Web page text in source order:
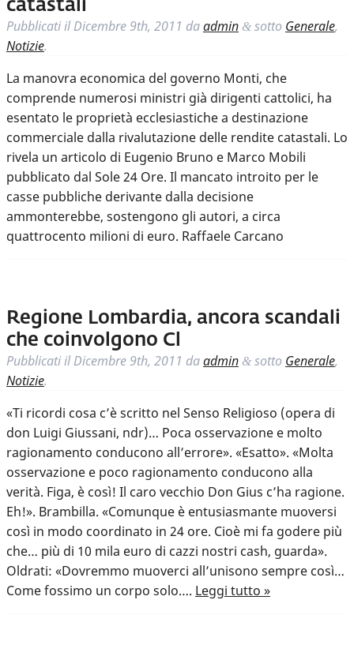
catastali
Pubblicati ilDicembre 9th, 2011 daadmin & sotto Generale,
Notizie.
La manovra economica del governo Monti, che
comprende numerosi ministri già dirigenti cattolici, ha
esentato le proprietà ecclesiastiche a destinazione
commerciale dalla rivalutazione delle rendite catastali. Lo
rivela un articolo di Eugenio Bruno e Marco Mobili
pubblicato dal Sole 24 Ore. Il mancato introito per le
casse pubbliche derivante dalla decisione
ammonterebbe, sostengono gli autori, a circa
quattrocento milioni di euro. Raffaele Carcano
Regione Lombardia, ancora scandali
che coinvolgono Cl
Pubblicati ilDicembre 9th, 2011 daadmin & sotto Generale,
Notizie.
«Ti ricordi cosa c’è scritto nel Senso Religioso (opera di
don Luigi Giussani, ndr)… Poca osservazione e molto
ragionamento conducono all’errore». «Esatto». «Molta
osservazione e poco ragionamento conducono alla
verità. Figa, è così! Il caro vecchio Don Gius c’ha ragione.
Eh!». Brambilla. «Comunque è entusiasmante muoversi
così in modo coordinato in 24 ore. Cioè mi fa godere più
che… più di 10 mila euro di cazzi nostri cash, guarda».
Oldrati: «Dovremmo muoverci all’unisono sempre così…
Come fossimo un corpo solo…. Leggi tutto »